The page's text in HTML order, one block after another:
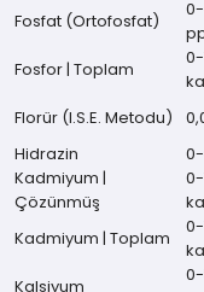
Fosfat (Ortofosfat)
0-
Fosfor | Toplam
0-
Florür (I.S.E. Metodu)
Hidrazin
Kadmiyum |
Çözünmüş
0-
Kadmiyum | Toplam
0-
Kalsiyum